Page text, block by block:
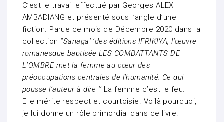
C’est le travail effectué par Georges ALEX
AMBADIANG et présenté sous l’angle d’une
fiction. Parue ce mois de Décembre 2020 dans la
collection ‘’Sanaga’ ’des éditions IFRIKIYA, l’œuvre
romanesque baptisée LES COMBATTANTS DE
L’OMBRE met la femme au cœur des
préoccupations centrales de l’humanité. Ce qui
pousse l’auteur à dire ‘’ La femme c’est le feu.
Elle mérite respect et courtoisie. Voilà pourquoi,
je lui donne un rôle primordial dans ce livre.